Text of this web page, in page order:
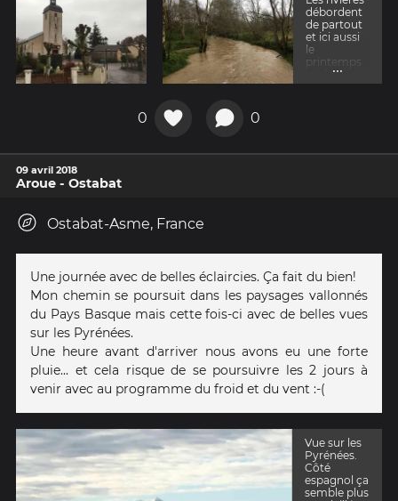
débordent
de partout
et ici aussi
le
printemps
tarde à
s'installer.
...
0 0
09 avril 2018
Aroue - Ostabat
Ostabat-Asme, France
Une journée avec de belles éclaircies. Ça fait du bien!
Mon chemin se poursuit dans les paysages vallonnés
du Pays Basque mais cette fois-ci avec de belles vues
sur les Pyrénées.
Une heure avant d'arriver nous avons eu une forte
pluie... et cela risque de se poursuivre les 2 jours à
venir avec au programme du froid et du vent :-(
Vue sur les
Pyrénées.
Côté
espagnol ça
semble plus